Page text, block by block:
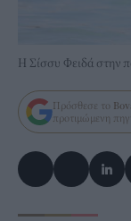
Η Σίσσυ Φειδά στην
Πρόσθεσε το
προτιμώμενη